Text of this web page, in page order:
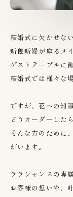
結婚式に欠かせな
新郎新婦が座るメ
ゲストテーブルに
結婚式では様々な
ですが、花への知
どうオーダーした
そんな方のために
がいます。
ララシャンスの専
お客様の想いや、